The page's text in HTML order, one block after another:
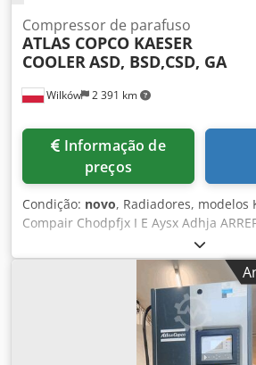
Wilków 2 391 km
Compressor de parafuso
ATLAS COPCO KAESER
COOLER ASD, BSD,CSD, GA
preços
Condição: novo, Radiadores, modelos
Compair Chodpfjx I E Aysx Adhja
Copco GA todos os modelos
os modelos ARREFECEDOR DE ÓLEO